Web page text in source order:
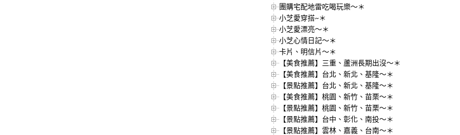
團購宅配地雷吃喝玩樂～＊
小芝愛穿搭~＊
小芝愛漂亮～＊
小芝心情日記～＊
卡片、明信片～＊
【美食推薦】三重、蘆洲長期出沒～＊
【美食推薦】台北、新北、基隆～＊
【景點推薦】台北、新北、基隆～＊
【美食推薦】桃園、新竹、苗栗～＊
【景點推薦】桃園、新竹、苗栗～＊
【景點推薦】台中、彰化、南投～＊
【景點推薦】雲林、嘉義、台南～＊